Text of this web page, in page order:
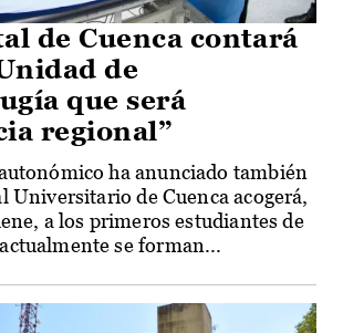
de Cuenca contará
de
que será
regional”
ha anunciado también
Universitario de Cuenca acogerá,
a los primeros estudiantes de
se forman...